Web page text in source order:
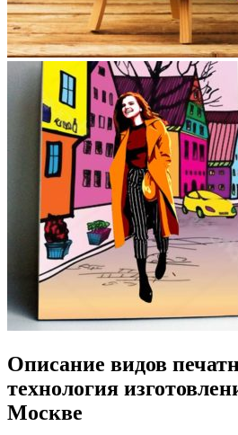
Описание видов
технология
Москве